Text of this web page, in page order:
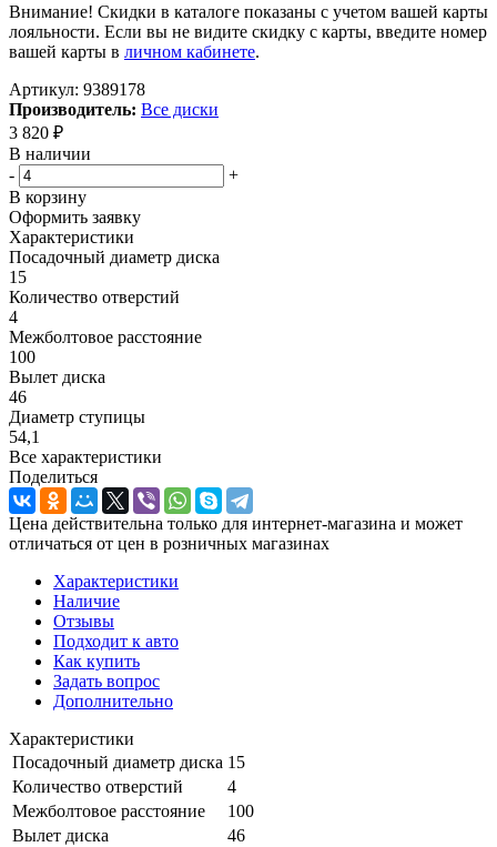
Внимание! Скидки в каталоге показаны с учетом вашей карты
лояльности. Если вы не видите скидку с карты, введите номер
вашей карты в личном кабинете.
Артикул: 9389178
Производитель: Все диски
3 820 ₽
В наличии
-
+
В корзину
Оформить заявку
Характеристики
Посадочный диаметр диска
15
Количество отверстий
4
Межболтовое расстояние
100
Вылет диска
46
Диаметр ступицы
54,1
Все характеристики
Поделиться
Цена действительна только для интернет-магазина и может
отличаться от цен в розничных магазинах
Характеристики
Наличие
Отзывы
Подходит к авто
Как купить
Задать вопрос
Дополнительно
Характеристики
Посадочный диаметр диска 15
Количество отверстий
4
Межболтовое расстояние
100
Вылет диска
46